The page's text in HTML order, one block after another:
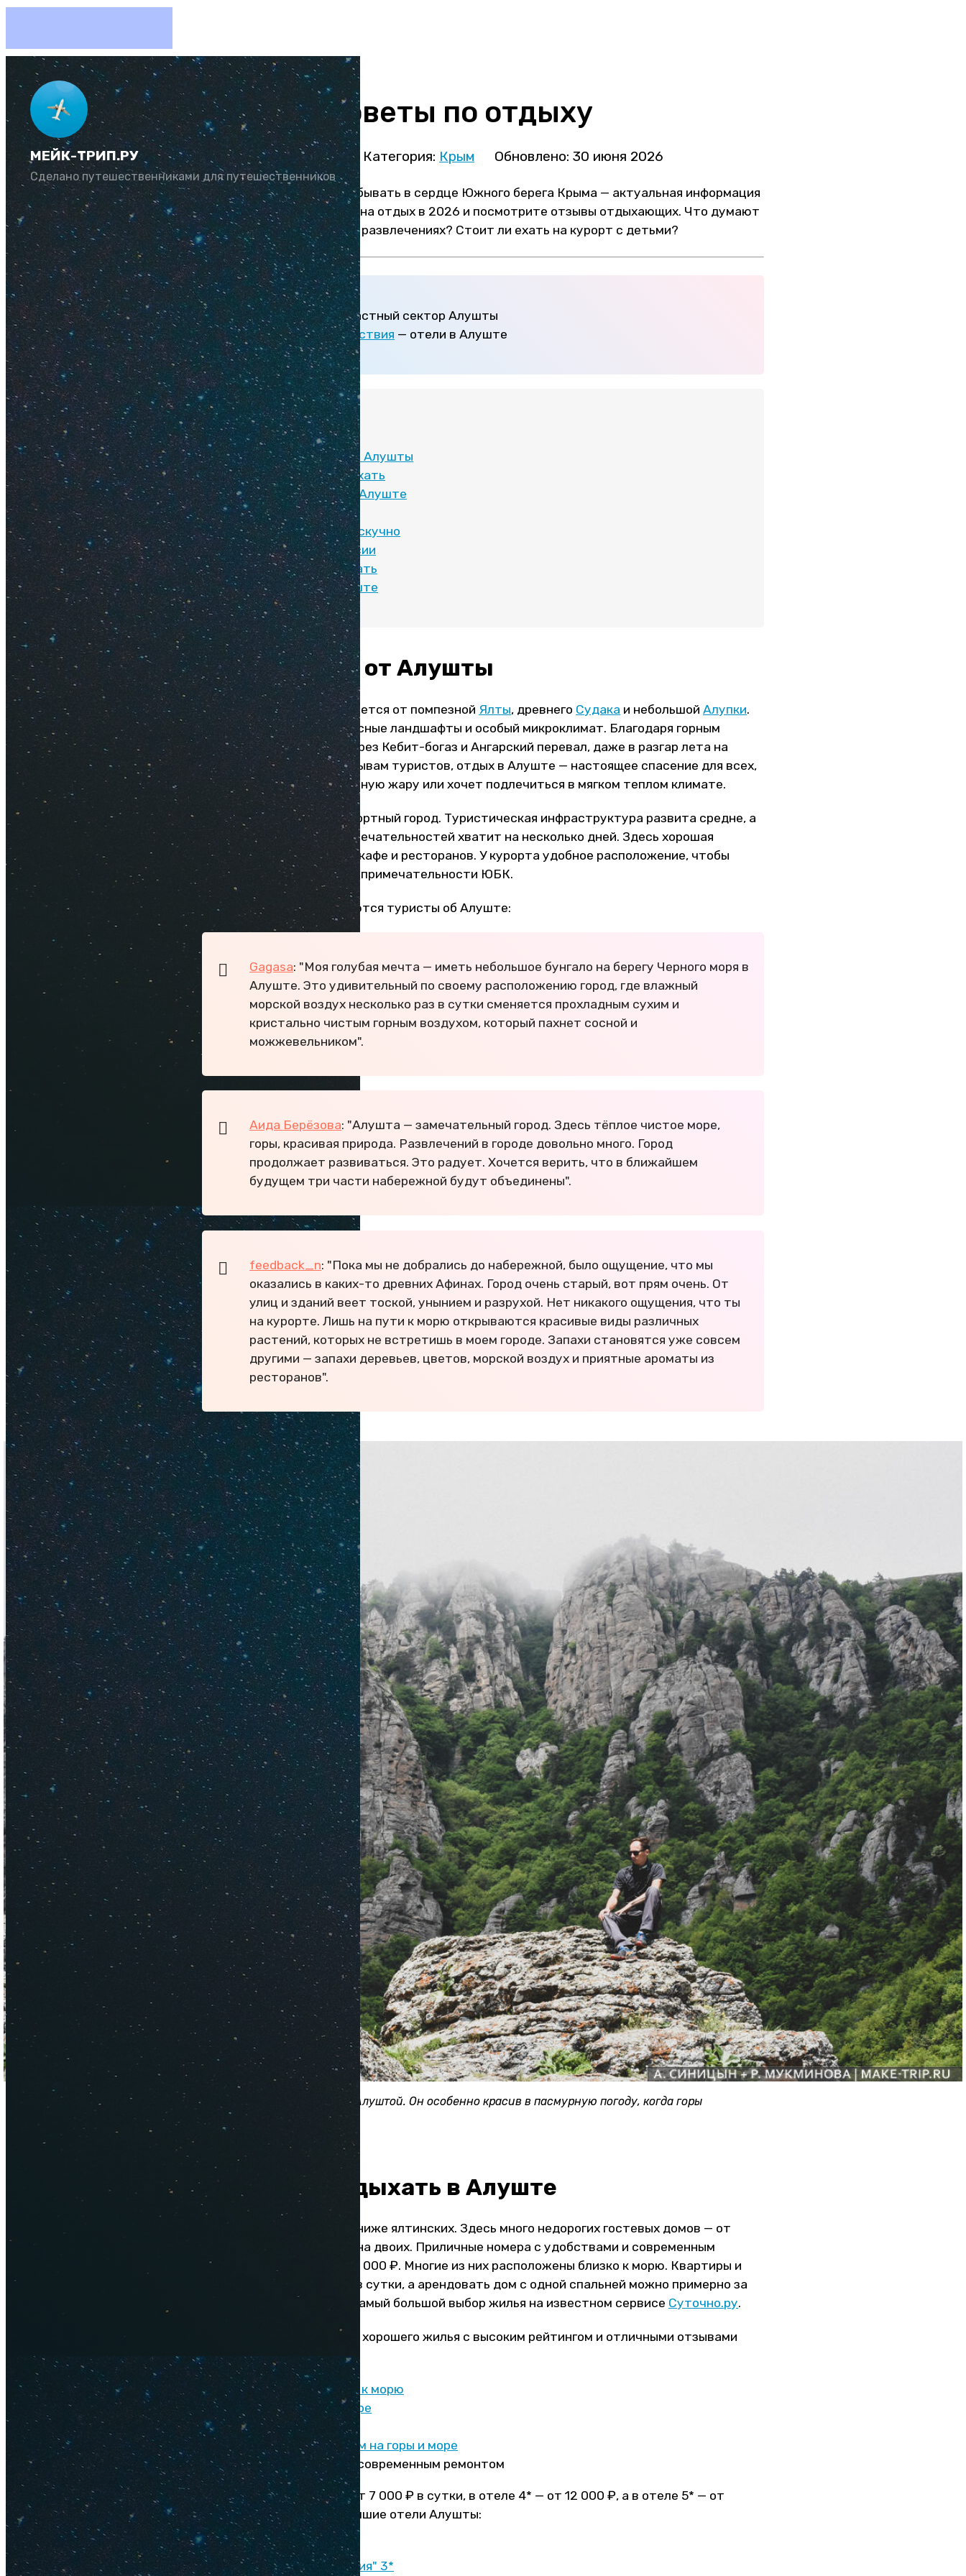
МЕЙК-ТРИП.РУ
Сделано путешественниками для путешественников
Алушта: советы по отдыху
Автор: Юлия Козлова Категория: Крым Обновлено: 30 июня 2026
Для всех, кто мечтает побывать в сердце Южного берега Крыма — актуальная информация
об Алуште. Узнайте цены на отдых в 2026 и посмотрите отзывы отдыхающих. Что думают
туристы о море, пляжах и развлечениях? Стоит ли ехать на курорт с детьми?
Суточно.ру— частный сектор Алушты
Яндекс.Путешествия — отели в Алуште
Содержание:
Впечатления от Алушты
Дорого ли отдыхать
Море и пляжи в Алуште
Отдых с детьми
Интересно или скучно
Лучшие экскурсии
Когда лучше ехать
Отзывы об Алуште
Впечатления от Алушты
Приморский город отличается от помпезной Ялты, древнего Судака и небольшойАлупки.
Алушту любят за живописные ландшафты и особый микроклимат. Благодаря горным
ветрам, которые дуют через Кебит-богаз и Ангарский перевал, даже в разгар лета на
побережье свежо. По отзывам туристов, отдых в Алуште — настоящее спасение для всех,
кто плохо переносит сильную жару или хочет подлечиться в мягком теплом климате.
Алушта — небольшой курортный город. Туристическая инфраструктура развита средне, а
развлечений и достопримечательностей хватит на несколько дней. Здесь хорошая
набережная, достаточно кафе и ресторанов. У курорта удобное расположение, чтобы
посмотреть другие достопримечательности ЮБК.
Посмотрите, как отзываются туристы об Алуште:
Gagasa: "Моя голубая мечта — иметь небольшое бунгало на берегу Черного моря в
Алуште. Это удивительный по своему расположению город, где влажный
морской воздух несколько раз в сутки сменяется прохладным сухим и
кристально чистым горным воздухом, который пахнет сосной и
можжевельником".
Аида Берёзова: "Алушта — замечательный город. Здесь тёплое чистое море,
горы, красивая природа. Развлечений в городе довольно много. Город
продолжает развиваться. Это радует. Хочется верить, что в ближайшем
будущем три части набережной будут объединены".
feedback_n: "Пока мы не добрались до набережной, было ощущение, что мы
оказались в каких-то древних Афинах. Город очень старый, вот прям очень. От
улиц и зданий веет тоской, унынием и разрухой. Нет никакого ощущения, что ты
на курорте. Лишь на пути к морю открываются красивые виды различных
растений, которых не встретишь в моем городе. Запахи становятся уже совсем
другими — запахи деревьев, цветов, морской воздух и приятные ароматы из
ресторанов".
Массив Демерджи рядом с Алуштой. Он особенно красив в пасмурную погоду, когда горы
заволакивает туман.
Дорого ли отдыхать в Алуште
Цены на жилье в Алуште ниже ялтинских. Здесь много недорогих гостевых домов — от
2 000 ₽ в сутки за номер на двоих. Приличные номера с удобствами и современным
ремонтом стоят 2 500 – 6 000 ₽. Многие из них расположены близко к морю. Квартиры и
студии стоят от 3 000 ₽ в сутки, а арендовать дом с одной спальней можно примерно за
4 000 – 6 000 ₽ в сутки. Самый большой выбор жилья на известном сервисе Суточно.ру.
Вот несколько вариантов хорошего жилья с высоким рейтингом и отличными отзывами
туристов:
Гостевой дом близко к морю
Номер с видом на море
Квартира в центре
Апартаменты с видом на горы и море
Коттедж в центре
с современным ремонтом
Номер в отеле 3* стоит от 7 000 ₽ в сутки, в отеле 4* — от 12 000 ₽, а в отеле 5* — от
25 000 ₽. Посмотрите лучшие отели Алушты:
VK-Grand 3*
"Крымская Резиденция" 3*